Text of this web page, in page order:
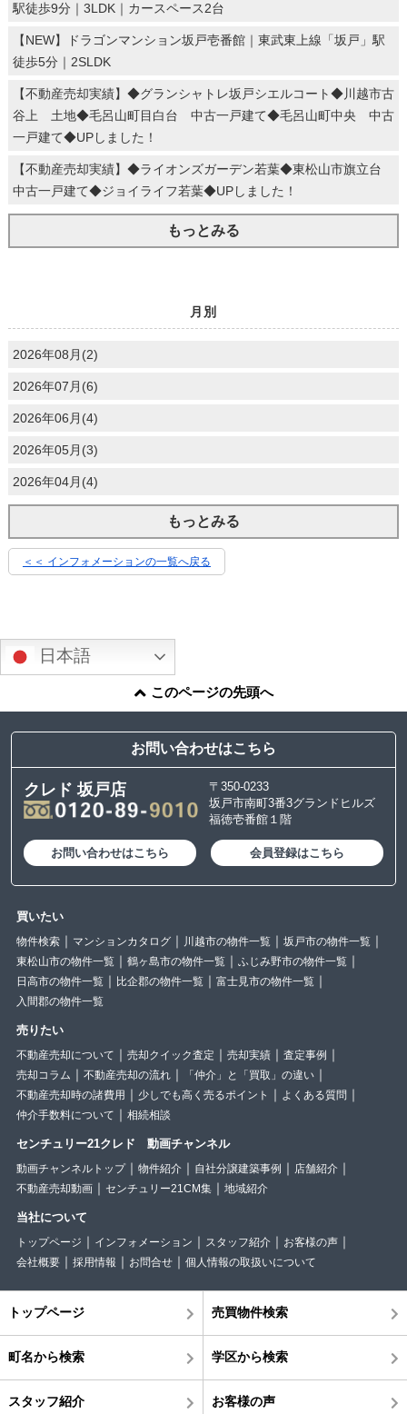
駅徒歩9分｜3LDK｜カースペース2台
【NEW】ドラゴンマンション坂戸壱番館｜東武東上線「坂戸」駅
徒歩5分｜2SLDK
【不動産売却実績】◆グランシャトレ坂戸シエルコート◆川越市古
谷上 土地◆毛呂山町目白台 中古一戸建て◆毛呂山町中央 中古
一戸建て◆UPしました！
【不動産売却実績】◆ライオンズガーデン若葉◆東松山市旗立台
中古一戸建て◆ジョイライフ若葉◆UPしました！
もっとみる
月別
2026年08月(2)
2026年07月(6)
2026年06月(4)
2026年05月(3)
2026年04月(4)
もっとみる
＜＜ インフォメーションの一覧へ戻る
日本語
このページの先頭へ
お問い合わせはこちら
クレド 坂戸店
〒350-0233
坂戸市南町3番3グランドヒルズ
福徳壱番館１階
お問い合わせはこちら 会員登録はこちら
買いたい
物件検索 マンションカタログ 川越市の物件一覧
坂戸市の物件一覧
東松山市の物件一覧
鶴ヶ島市の物件一覧
ふじみ野市の物件一覧
日高市の物件一覧
比企郡の物件一覧
富士見市の物件一覧
入間郡の物件一覧
売りたい
不動産売却について 売却クイック査定 売却実績
査定事例
売却コラム
不動産売却の流れ
「仲介」と「買取」の違い
不動産売却時の諸費用
少しでも高く売るポイント
よくある質問
仲介手数料について
相続相談
センチュリー21クレド 動画チャンネル
動画チャンネルトップ 物件紹介 自社分譲建築事例
店舗紹介
不動産売却動画
センチュリー21CM集 地域紹介
当社について
トップページ インフォメーション スタッフ紹介
お客様の声
会社概要
採用情報 お問合せ 個人情報の取扱いについて
トップページ 売買物件検索
町名から検索 学区から検索
スタッフ紹介 お客様の声